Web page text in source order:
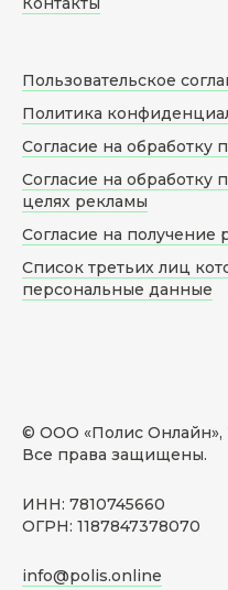
© ООО «Полис Онлайн»,
Все права защищены.
ИНН: 7810745660
ОГРН: 1187847378070
info@polis.online
Пользовательское
Политика
Согласие на обработку
Согласие на обработку
целях рекламы
Согласие на
Список третьих лиц
персональные данные